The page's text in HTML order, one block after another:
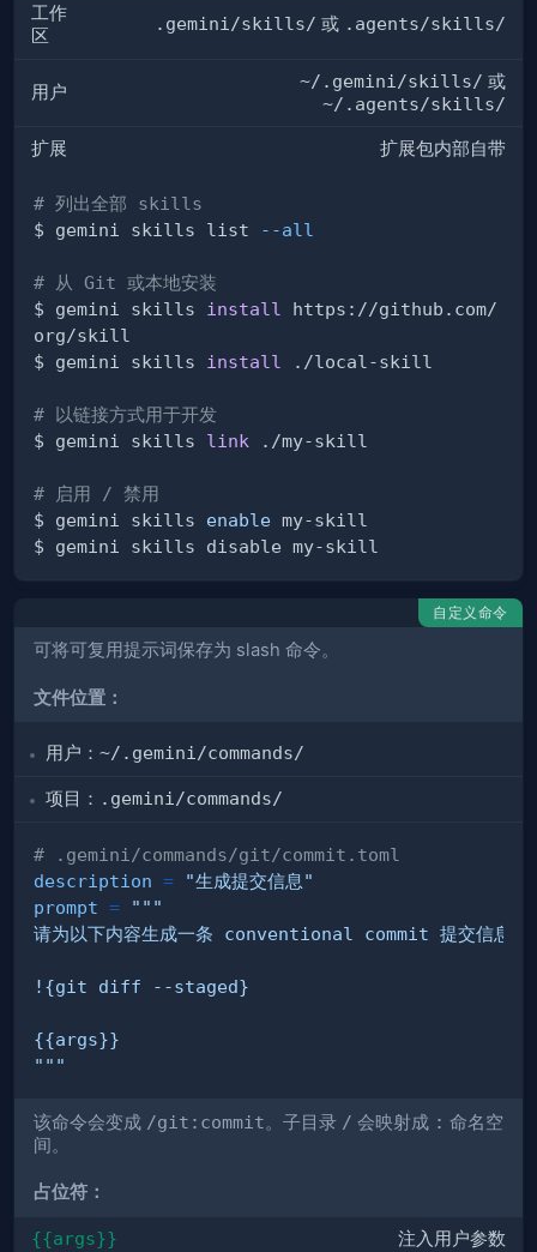
工作
区
.gemini/skills/ 或 .agents/skills/
用户
~/.gemini/skills/ 或
~/.agents/skills/
扩展 扩展包内部自带
# 列出全部 skills
$ gemini skills list
--all
# 从 Git 或本地安装
$ gemini skills install
https://github.com/
$ gemini skills install
# 以链接方式用于开发
$ gemini skills link
# 启用 / 禁用
$ gemini skills enable
自定义命令
可将可复用提示词保存为 slash 命令。
文件位置：
用户： ~/.gemini/commands/
项目： .gemini/commands/
# .gemini/commands/git/commit.toml
description =
"生成提交信息"
prompt =
"""
该命令会变成 /git:commit。子目录 / 会映射成 : 命名空
间。
占位符：
{{args}} 注入用户参数